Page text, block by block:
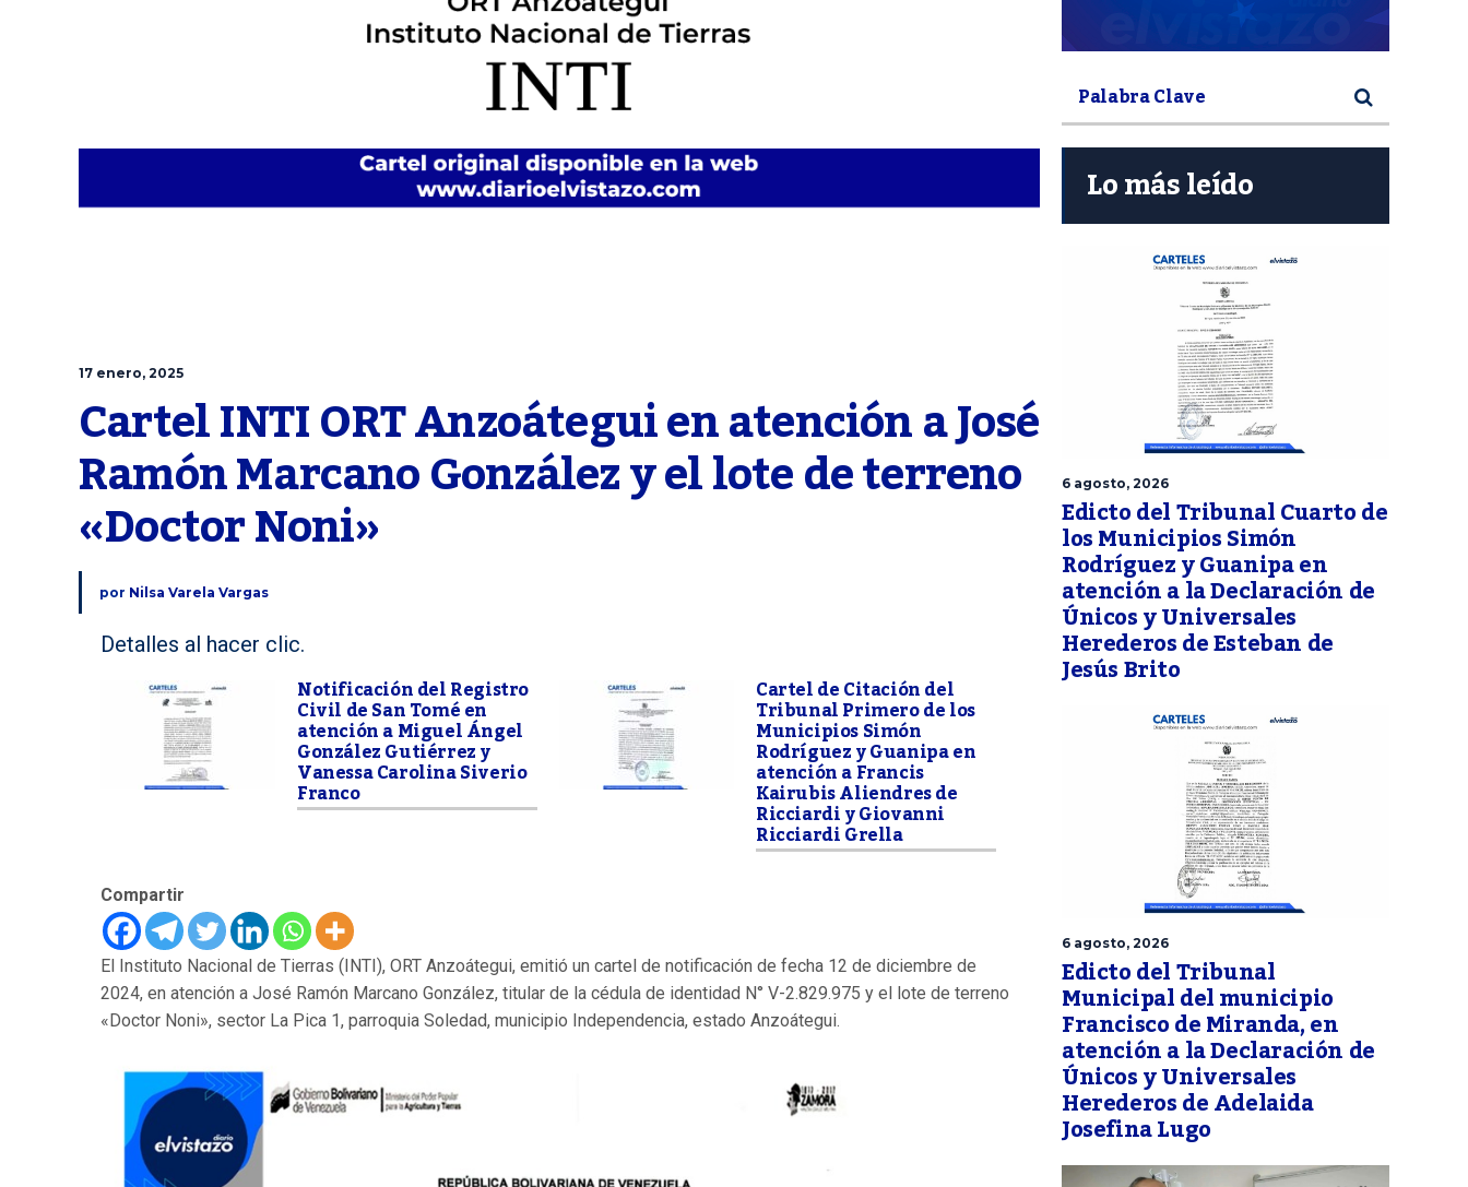
17 enero, 2025
Cartel INTI ORT Anzoátegui en atención a José
Ramón Marcano González y el lote de terreno
«Doctor Noni»
por Nilsa Varela Vargas
Detalles al hacer clic.
Notificación del Registro
Civil de San Tomé en
atención a Miguel Ángel
González Gutiérrez y
Vanessa Carolina Siverio
Franco
Cartel de Citación del
Tribunal Primero de los
Municipios Simón
Rodríguez y Guanipa en
atención a Francis
Kairubis Aliendres de
Ricciardi y Giovanni
Ricciardi Grella
Compartir
El Instituto Nacional de Tierras (INTI), ORT Anzoátegui, emitió un cartel de notificación de fecha 12 de diciembre de
2024, en atención a José Ramón Marcano González, titular de la cédula de identidad N° V-2.829.975 y el lote de terreno
«Doctor Noni», sector La Pica 1, parroquia Soledad, municipio Independencia, estado Anzoátegui.
Lo más leído
6 agosto, 2026
Edicto del Tribunal Cuarto de
los Municipios Simón
Rodríguez y Guanipa en
atención a la Declaración de
Únicos y Universales
Herederos de Esteban de
Jesús Brito
6 agosto, 2026
Edicto del Tribunal
Municipal del municipio
Francisco de Miranda, en
atención a la Declaración de
Únicos y Universales
Herederos de Adelaida
Josefina Lugo